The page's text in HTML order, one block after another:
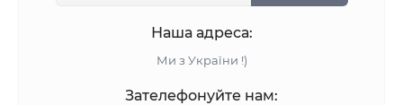
Наша адреса:
Ми з України !)
Зателефонуйте нам: